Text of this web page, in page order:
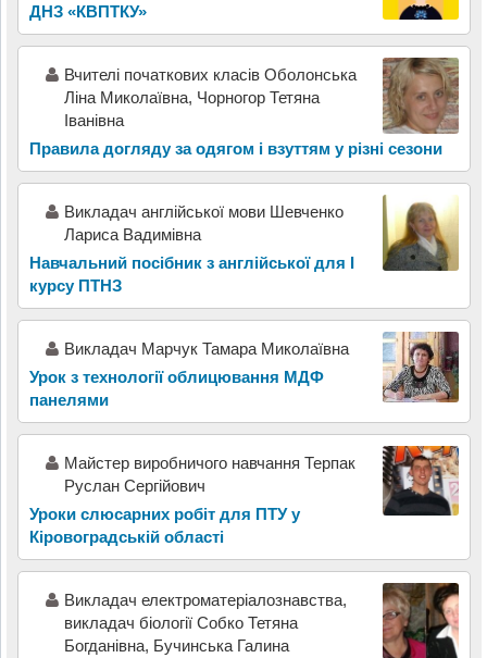
ДНЗ «КВПТКУ»
Вчителі початкових класів Оболонська
Ліна Миколаївна, Чорногор Тетяна
Іванівна
Правила догляду за одягом і взуттям у різні сезони
Викладач англійської мови Шевченко
Лариса Вадимівна
Навчальний посібник з англійської для І
курсу ПТНЗ
Викладач Марчук Тамара Миколаївна
Урок з технології облицювання МДФ
панелями
Майстер виробничого навчання Терпак
Руслан Сергійович
Уроки слюсарних робіт для ПТУ у
Кіровоградській області
Викладач електроматеріалознавства,
викладач біології Собко Тетяна
Богданівна, Бучинська Галина